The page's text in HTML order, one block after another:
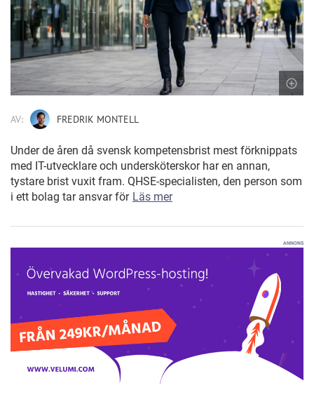
AV: FREDRIK MONTELL
Under de åren då svensk kompetensbrist mest förknippats
med IT-utvecklare och undersköterskor har en annan,
tystare brist vuxit fram. QHSE-specialisten, den person som
i ett bolag tar ansvar för Läs mer
ANNONS